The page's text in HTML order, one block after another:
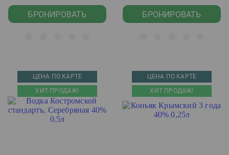
БРОНИРОВАТЬ БРОНИРОВАТЬ
ЦЕНА ПО КАРТЕ
ХИТ ПРОДАЖ!
ЦЕНА ПО КАРТЕ
ХИТ ПРОДАЖ!